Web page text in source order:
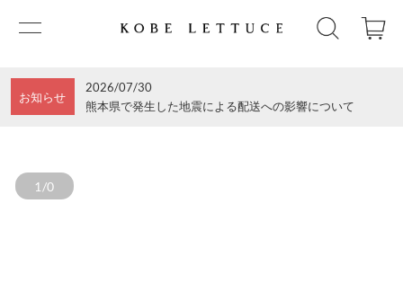
お知らせ
2026/07/30
熊本県で発生した地震による配送への影響について
1/0